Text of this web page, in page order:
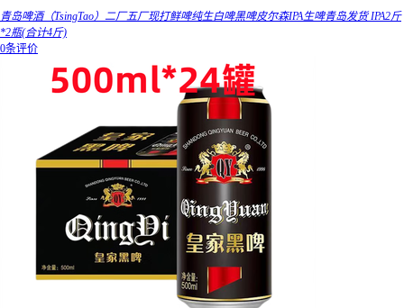
青岛啤酒（TsingTao）二厂五厂现打鲜啤纯生白啤黑啤皮尔森IPA生啤青岛发货 IPA2斤
*2瓶(合计4斤)
0条评价